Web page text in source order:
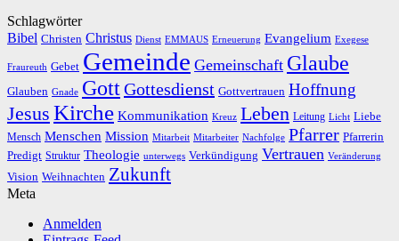
Schlagwörter
Bibel Christen Christus Dienst EMMAUS Erneuerung Evangelium Exegese
Fraureuth Gebet Gemeinde Gemeinschaft Glaube
Glauben Gnade GottGottesdienst Gottvertrauen Hoffnung
Jesus Kirche Kommunikation Kreuz Leben Leitung Licht Liebe
Mensch Menschen Mission Mitarbeit Mitarbeiter Nachfolge Pfarrer Pfarrerin
Predigt Struktur Theologie unterwegs Verkündigung Vertrauen Veränderung
Vision Weihnachten Zukunft
Meta
Anmelden